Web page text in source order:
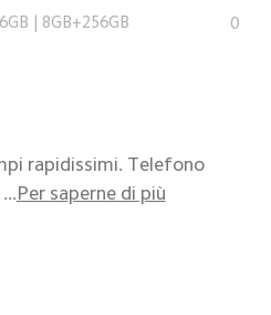
8GB+256GB 0
rapidissimi. Telefono
Per saperne di più